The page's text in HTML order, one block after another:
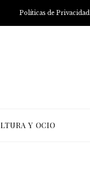
Políticas de Privacidad
Y OCIO